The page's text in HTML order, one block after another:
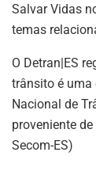
Salvar Vidas
temas
O Detran|ES
trânsito é uma
Nacional de
proveniente
Secom-ES)